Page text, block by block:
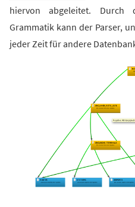
hiervon abgeleitet. Durch
Grammatik kann der Parser,
jeder Zeit für andere